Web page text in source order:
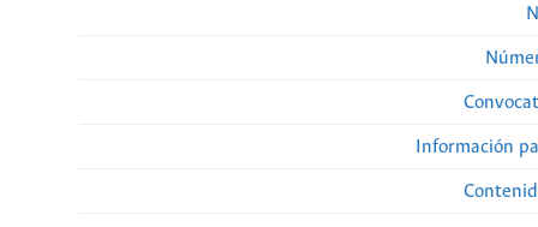
Información